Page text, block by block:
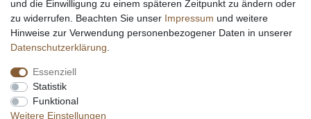
Impressum Daten­schutz­erklärung AGB
Widerrufs­recht
und die Einwilligung zu einem späteren Zeitpunkt zu ändern oder
zu widerrufen. Beachten Sie unser Impressum und weitere
Hinweise zur Verwendung personenbezogener Daten in unserer
Daten­schutz­erklärung
Essenziell
Statistik
Funktional
Weitere Einstellungen